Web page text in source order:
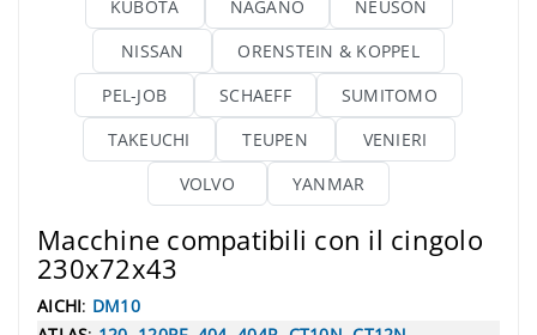
KUBOTA
NAGANO
NEUSON
NISSAN
ORENSTEIN & KOPPEL
PEL-JOB
SCHAEFF
SUMITOMO
TAKEUCHI
TEUPEN
VENIERI
VOLVO
YANMAR
Macchine compatibili con il cingolo
230x72x43
AICHI: DM10